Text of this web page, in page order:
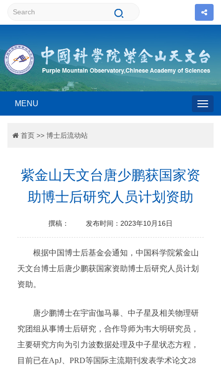
MENU
首页 >> 博士后流动站
紫金山天文台唐少鹏获国家资
助博士后研究人员计划资助
撰稿： 发布时间：2023年10月16日
根据中国博士后基金会通知，中国科学院紫金山
天文台博士后唐少鹏获国家资助博士后研究人员计划
资助。
唐少鹏博士在宇宙伽马暴、中子星及相关物理研
究团组从事博士后研究，合作导师为韦大明研究员，
主要研究方向为引力波数据处理及中子星状态方程，
目前已在ApJ、PRD等国际主流期刊发表学术论文28